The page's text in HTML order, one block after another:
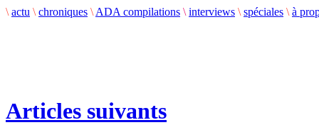
\ actu \ chroniques \ ADA compilations \ interviews \ spéciales \ à
Articles suivants